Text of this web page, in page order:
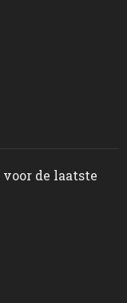
voor de laatste